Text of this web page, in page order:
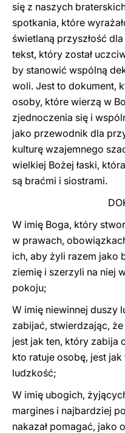
się z naszych
spotkania, które
świetlaną przyszłość
tekst, który został
by stanowić wspólną
woli. Jest to dokument,
osoby, które wierzą w
zjednoczenia się i
jako przewodnik dla
kulturę wzajemnego
wielkiej Bożej łaski,
są braćmi i siostrami.
W imię Boga, który
w prawach,
ich, aby żyli razem jako
ziemię i szerzyli na niej
pokoju;
W imię niewinnej duszy
zabijać, stwierdzając,
jest jak ten, który zabija
kto ratuje osobę, jest jak
ludzkość;
W imię ubogich,
margines i najbardziej
nakazał pomagać, jako